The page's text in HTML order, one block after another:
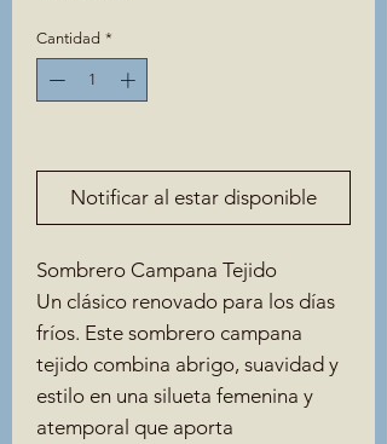
Cantidad *
Notificar al estar disponible
Sombrero Campana Tejido
Un clásico renovado para los días
fríos. Este sombrero campana
tejido combina abrigo, suavidad y
estilo en una silueta femenina y
atemporal que aporta